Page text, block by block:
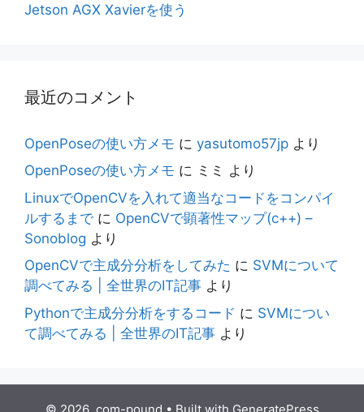
Jetson AGX Xavierを使う
最近のコメント
OpenPoseの使い方メモ に yasutomo57jp より
OpenPoseの使い方メモ に ミミ より
LinuxでOpenCVを入れて適当なコードをコンパイ
ルするまで に OpenCVで顕著性マップ(c++) –
Sonoblog より
OpenCVで主成分分析をしてみた に SVMについて
調べてみる | 全世界のIT記事 より
Pythonで主成分分析をするコード に SVMについ
て調べてみる | 全世界のIT記事 より
© 2026 .com-pound • Built with GeneratePress